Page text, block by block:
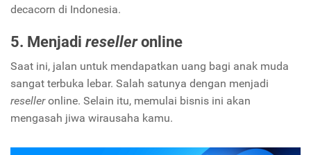
decacorn di Indonesia.
5. Menjadi reselleronline
Saat ini, jalan untuk mendapatkan uang bagi anak muda
sangat terbuka lebar. Salah satunya dengan menjadi
reselleronline. Selain itu, memulai bisnis ini akan
mengasah jiwa wirausaha kamu.